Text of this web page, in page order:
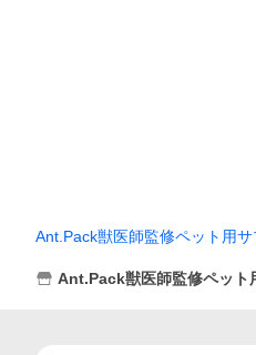
Ant.Pack獣医師監修ペット用
Ant.Pack獣医師監修ペット